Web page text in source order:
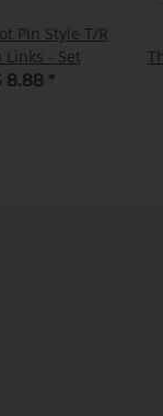
Pin Style T/R
Links - Set
8.88 *